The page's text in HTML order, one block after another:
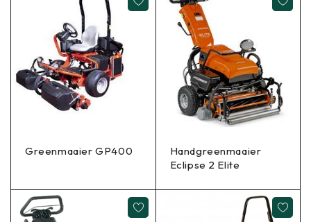
Greenmaaier GP400
Handgreenmaaier
Eclipse 2 Elite